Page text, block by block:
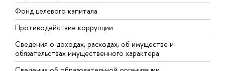
Фонд целевого капитала
Противодействие коррупции
Сведения о доходах, расходах, об имуществе и
обязательствах имущественного характера